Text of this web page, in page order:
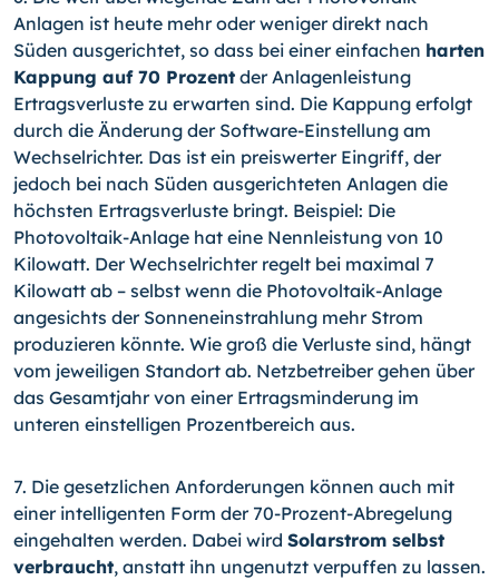
Anlagen ist heute mehr oder weniger direkt nach
Süden ausgerichtet, so dass bei einer einfachen harten
Kappung auf 70 Prozent der Anlagenleistung
Ertragsverluste zu erwarten sind. Die Kappung erfolgt
durch die Änderung der Software-Einstellung am
Wechselrichter. Das ist ein preiswer­ter Eingriff, der
jedoch bei nach Süden ausgerichteten Anlagen die
höchsten Ertrags­verluste bringt. Beispiel: Die
Photovoltaik-Anlage hat eine Nennleistung von 10
Kilo­watt. Der Wechselrichter regelt bei maximal 7
Kilowatt ab – selbst wenn die Photovol­taik-Anlage
angesichts der Sonneneinstrahlung mehr Strom
produzieren könnte. Wie groß die Verluste sind, hängt
vom jeweiligen Standort ab. Netzbetreiber gehen über
das Gesamtjahr von einer Ertragsminderung im
unteren einstelligen Prozentbereich aus.
7. Die gesetzlichen Anforderungen können auch mit
einer intelligenten Form der 70-Prozent-Abregelung
eingehalten werden. Dabei wird Solarstrom selbst
verbraucht, anstatt ihn ungenutzt verpuffen zu lassen.